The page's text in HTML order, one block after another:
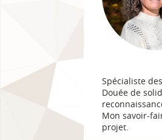
Spécialiste
Douée de
Mon savoir-
projet.